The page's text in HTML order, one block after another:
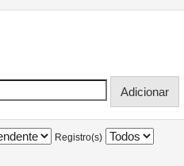
Registro(s)